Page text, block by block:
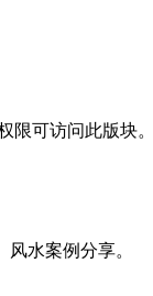
限可访问此版块
水案例分享。